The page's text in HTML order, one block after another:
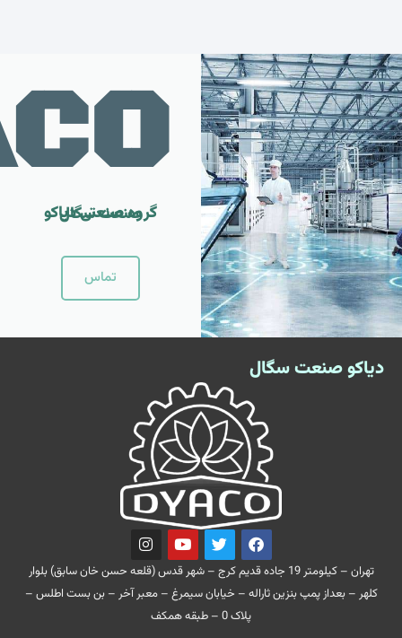
گروه صنعتی دیاکو صنعت سگال
تماس
دیاکو صنعت سگال
تهران – کیلومتر 19 جاده قدیم کرج – شهر قدس (قلعه حسن خان سابق) بلوار
کلهر – بعداز پمپ بنزین ثاراله – خیابان سیمرغ – معبر آخر – بن بست اطلس –
پلاک 0 – طبقه همکف